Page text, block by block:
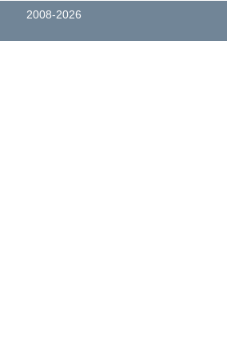
2008-2026